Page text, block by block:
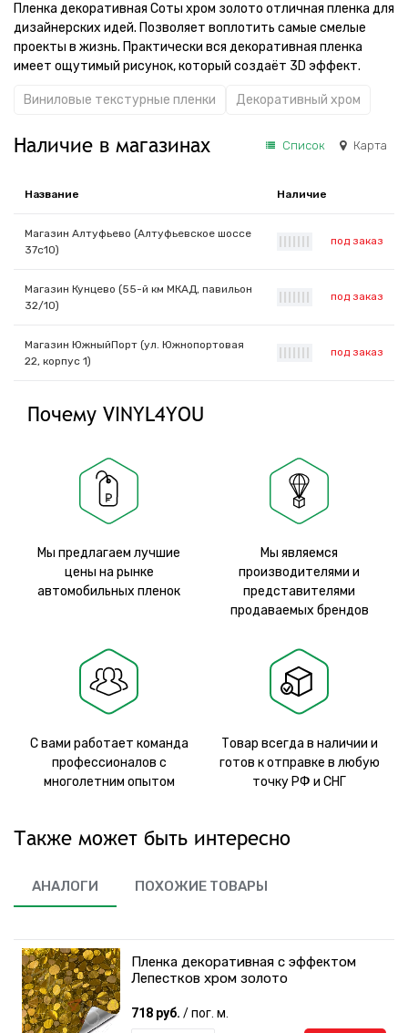
Пленка декоративная Соты хром золото отличная пленка для
дизайнерских идей. Позволяет воплотить самые смелые
проекты в жизнь. Практически вся декоративная пленка
имеет ощутимый рисунок, который создаёт 3D эффект.
Виниловые текстурные пленки Декоративный хром
Наличие в магазинах Список Карта
Название Наличие
Магазин Алтуфьево (Алтуфьевское шоссе
37с10)
под заказ
Магазин Кунцево (55-й км МКАД, павильон
32/10)
под заказ
Магазин ЮжныйПорт (ул. Южнопортовая
22, корпус 1)
под заказ
Почему VINYL4YOU
Мы предлагаем лучшие
цены на рынке
автомобильных пленок
Мы являемся
производителями и
представителями
продаваемых брендов
С вами работает команда
профессионалов с
многолетним опытом
Товар всегда в наличии и
готов к отправке в любую
точку РФ и СНГ
Также может быть интересно
АНАЛОГИ ПОХОЖИЕ ТОВАРЫ
Пленка декоративная с эффектом
Лепестков хром золото
718 руб. / пог. м.